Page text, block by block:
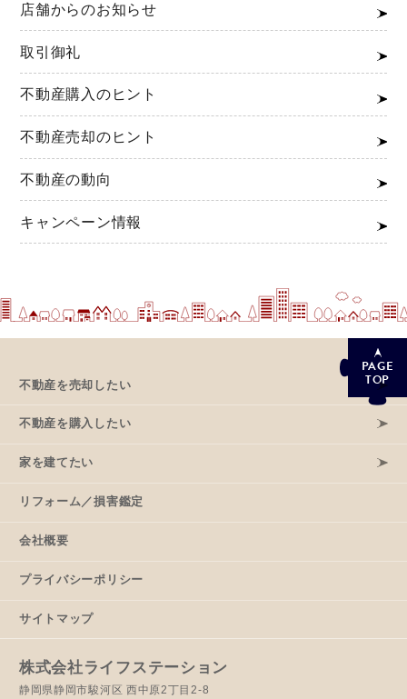
店舗からのお知らせ
取引御礼
不動産購入のヒント
不動産売却のヒント
不動産の動向
キャンペーン情報
PAGE
TOP
不動産を売却したい
不動産を購入したい
家を建てたい
リフォーム／損害鑑定
会社概要
プライバシーポリシー
サイトマップ
株式会社ライフステーション
静岡県静岡市駿河区 西中原2丁目2-8